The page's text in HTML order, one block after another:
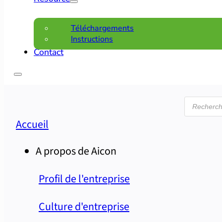
Téléchargements
Instructions
Contact
de
Accueil
A propos de Aicon
Profil de l'entreprise
Culture d'entreprise